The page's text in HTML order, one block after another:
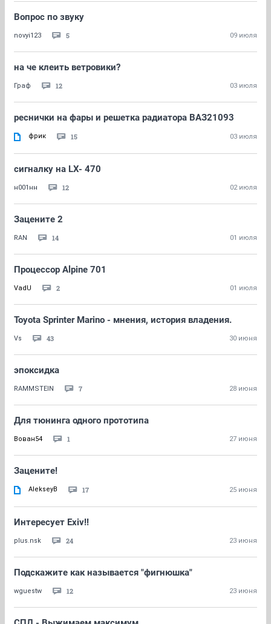
Вопрос по звуку
novyi123 5 09 июля
на че клеить ветровики?
Граф 12 03 июля
реснички на фары и решетка радиатора ВАЗ21093
фрик 15 03 июля
сигналку на LX- 470
н001нн 12 02 июля
Зацените 2
RAN 14 01 июля
Процессор Alpine 701
VadU 2 01 июля
Toyota Sprinter Marino - мнения, история владения.
Vs 43 30 июня
эпоксидка
RAMMSTEIN 7 28 июня
Для тюнинга одного прототипа
Вован54 1 27 июня
Зацените!
AlekseyB 17 25 июня
Интересует Exiv!!
plus.nsk 24 23 июня
Подскажите как называется "фигнюшка"
wguestw 12 23 июня